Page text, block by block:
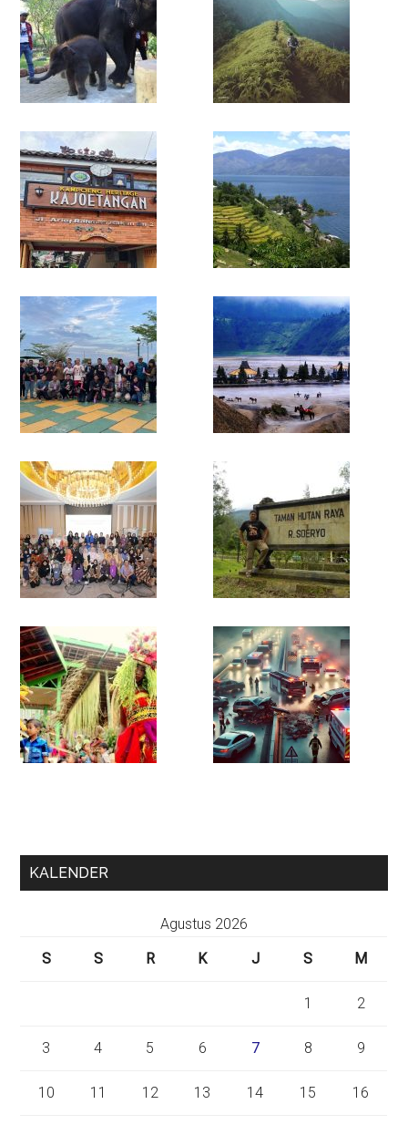
KALENDER
Agustus 2026
S
S R K J S M
1 2
3 4 5 6 7 8 9
10 11 12 13 14 15 16